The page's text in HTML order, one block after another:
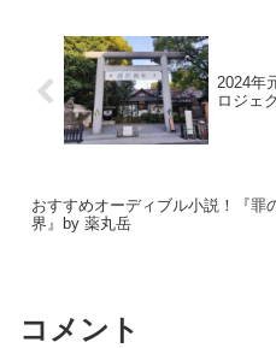
2024年
ロジェ
おすすめオーディブル小説！『罪
界』by 薬丸岳
コメント